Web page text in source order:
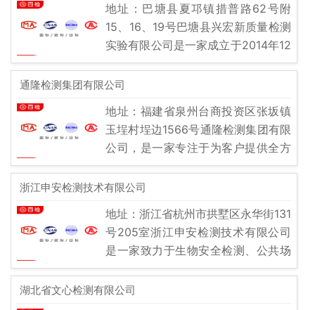
地址：巴塘县夏邛镇措普路62号附
15、16、19号巴塘县兴宏新质量检测
实验有限公司是一家成立于2014年12
月29日的小微企业，位于巴塘县夏邛
镇措普路62号附15、16、19号。公司
通隆检测集团有限公司
地址：福建省泉州台商投资区张坂镇
玉埕村埕边1566号通隆检测集团有限
公司，是一家专注于为客户提供全方
位、化检测服务的高新技术企业。公
司业务遍布全球，拥有一支经验丰
浙江申安检测技术有限公司
地址：浙江省杭州市拱墅区永华街131
号205室浙江申安检测技术有限公司
是一家致力于生物安全检测、公共场
所卫生检测与评价、院感及病媒生物
的检测及评价的技术服务机构。成立
湖北省文心检测有限公司